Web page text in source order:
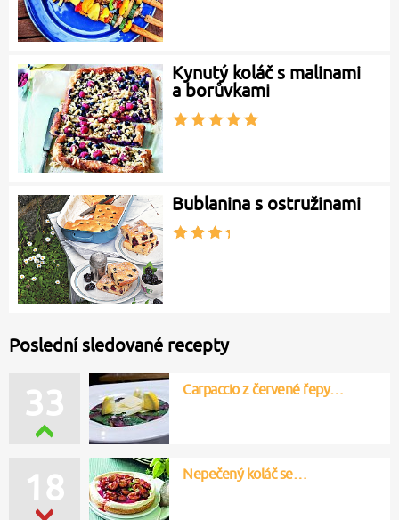
Kynutý koláč s malinami
a borůvkami
Bublanina s ostružinami
Poslední sledované recepty
33 Carpaccio z červené řepy…
18 Nepečený koláč se…